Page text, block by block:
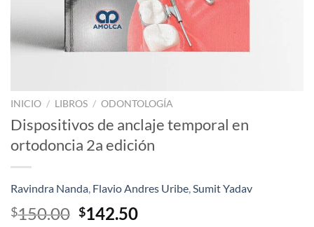
INICIO / LIBROS / ODONTOLOGÍA
Dispositivos de anclaje temporal en
ortodoncia 2a edición
Ravindra Nanda, Flavio Andres Uribe,Sumit Yadav
$150.00 El
$142.50El